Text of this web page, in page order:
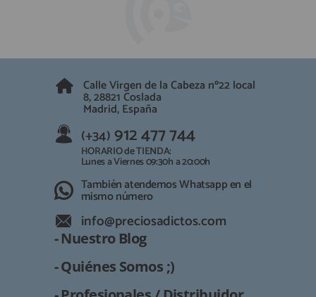
Calle Virgen de la Cabeza nº22 local
8, 28821 Coslada
Madrid, España
(+34) 912 477 744
HORARIO de TIENDA:
Lunes a Viernes 09:30h a 20:00h
También atendemos Whatsapp en el
mismo número
info@preciosadictos.com
- Nuestro Blog
- Quiénes Somos ;)